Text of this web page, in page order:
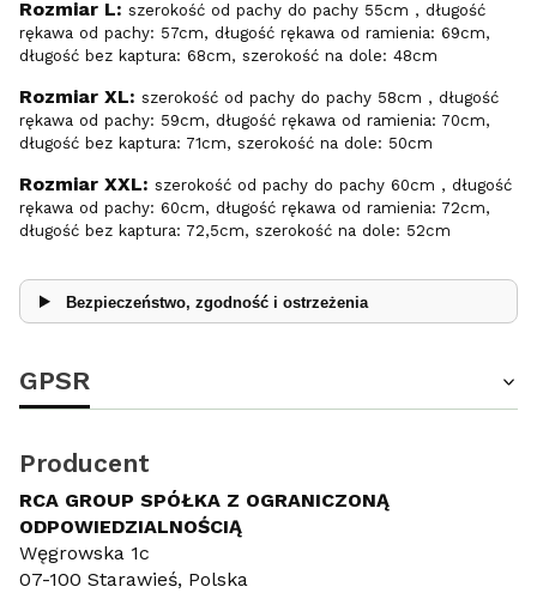
Rozmiar L: szerokość od pachy do pachy 55cm , długość
rękawa od pachy: 57cm, długość rękawa od ramienia: 69cm,
długość bez kaptura: 68cm, szerokość na dole: 48cm
Rozmiar XL: szerokość od pachy do pachy 58cm , długość
rękawa od pachy: 59cm, długość rękawa od ramienia: 70cm,
długość bez kaptura: 71cm, szerokość na dole: 50cm
Rozmiar XXL: szerokość od pachy do pachy 60cm , długość
rękawa od pachy: 60cm, długość rękawa od ramienia: 72cm,
długość bez kaptura: 72,5cm, szerokość na dole: 52cm
Bezpieczeństwo, zgodność i ostrzeżenia
GPSR
Producent
RCA GROUP SPÓŁKA Z OGRANICZONĄ
ODPOWIEDZIALNOŚCIĄ
Węgrowska 1c
07-100 Starawieś, Polska